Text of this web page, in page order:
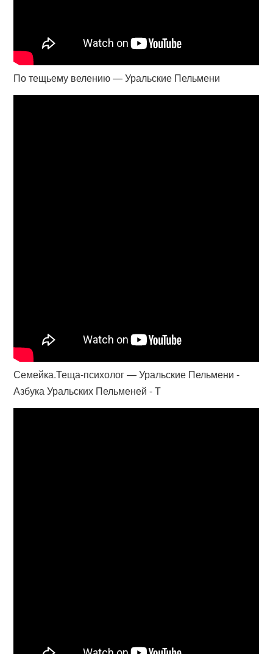
По тещьему велению — Уральские Пельмени
Семейка.Теща-психолог — Уральские Пельмени -
Азбука Уральских Пельменей - Т